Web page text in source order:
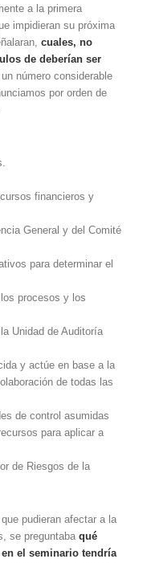
a la primera
impidieran su próxima
cuales, no
de deberían ser
número considerable
por orden de
financieros y
General y del Comité
para determinar el
procesos y los
Unidad de Auditoría
y actúe en base a la
de todas las
de control asumidas
para aplicar a
de Riesgos de la
pudieran afectar a la
se preguntaba qué
el seminario tendría